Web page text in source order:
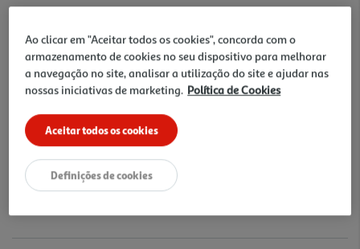
0,82 €
Notas de preparação
Ao clicar em "Aceitar todos os cookies", concorda com o
armazenamento de cookies no seu dispositivo para melhorar
a navegação no site, analisar a utilização do site e ajudar nas
nossas iniciativas de marketing. Política de Cookies
Aceitar todos os cookies
Definições de cookies